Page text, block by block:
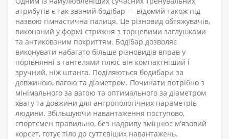
атрибутів є так званий бодібар — відомий також під
назвою гімнастична палиця. Це різновид обтяжувачів,
виконаний у формі стрижня з торцевими заглушками
та антиковзним покриттям. Бодібар дозволяє
виконувати набагато більше різновидів вправ у
порівнянні з гантелями плюс він компактніший і
зручний, ніж штанга. Поділяються бодибари за
довжиною, вагою та діаметром. Починати потрібно з
мінімального за вагою та оптимального за діаметром
хвату та довжини для антропологічних параметрів
людини. Збільшуючи навантаження поступово,
спортсмен правильно, без надриву зміцнює м'язовий
корсет, готує тіло до суттєвіших навантажень.